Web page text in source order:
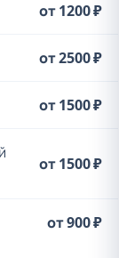
от 1200 ₽
от 2500 ₽
от 1500 ₽
от 1500 ₽
от 900 ₽